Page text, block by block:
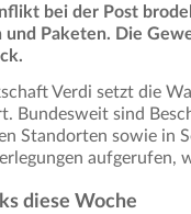
bei der Post
Paketen. Die
Verdi setzt die
Bundesweit sind
Standorten sowie in
aufgerufen,
diese Woche